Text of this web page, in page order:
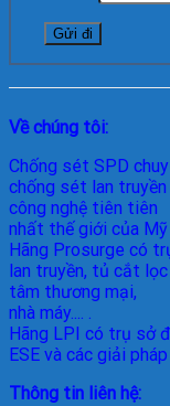
Về chúng tôi:
Chống sét SPD
chống sét lan
công nghệ tiên tiên
nhất thế giới của Mỹ
Hãng Prosurge có
lan truyền, tủ cắt
tâm thương mại,
nhà máy.... .
Hãng LPI có trụ sở
ESE và các giải
Thông tin liên hệ: